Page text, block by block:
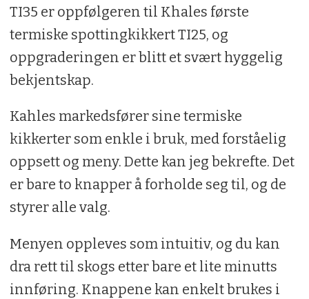
TI35 er oppfølgeren til Khales første
termiske spottingkikkert TI25, og
oppgraderingen er blitt et svært hyggelig
bekjentskap.
Kahles markedsfører sine termiske
kikkerter som enkle i bruk, med forståelig
oppsett og meny. Dette kan jeg bekrefte. Det
er bare to knapper å forholde seg til, og de
styrer alle valg.
Menyen oppleves som intuitiv, og du kan
dra rett til skogs etter bare et lite minutts
innføring. Knappene kan enkelt brukes i